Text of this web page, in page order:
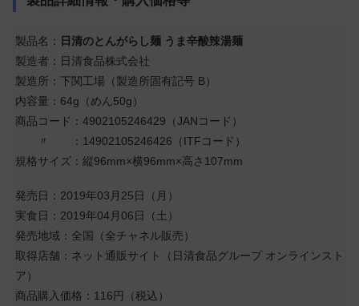
製品名：
日清のとんがらし麺 うま辛酸辣湯麺
製造者：日清食品株式会社
製造所：下関工場（製造所固有記号 B）
内容量：64g（めん50g）
商品コード：4902105246429（JANコード）
〃 ：14902105246426（ITFコード）
規格サイズ：縦96mm×横96mm×高さ107mm
発売日：2019年03月25日（月）
実食日：2019年04月06日（土）
発売地域：全国（全チャネル販売）
取得店舗：ネット通販サイト（日清食品グループ オンラインスト
ア）
商品購入価格：116円（税込）